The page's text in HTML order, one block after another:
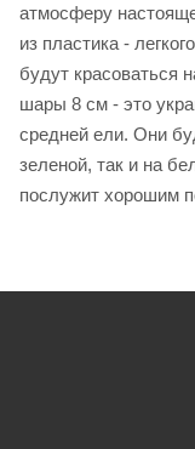
атмосферу
из пластика -
будут красоваться
шары 8 см - это
средней ели. Они
зеленой, так и на
послужит хорошим